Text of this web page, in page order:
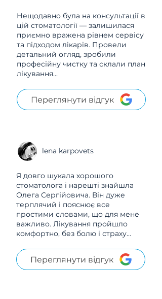
Нещодавно була на консультації в
цій стоматології — залишилася
приємно вражена рівнем сервісу
та підходом лікарів. Провели
детальний огляд, зробили
професійну чистку та склали план
лікування...
Переглянути відгук
lena karpovets
Я довго шукала хорошого
стоматолога і нарешті знайшла
Олега Сергійовича. Він дуже
терплячий і пояснює все
простими словами, що для мене
важливо. Лікування пройшло
комфортно, без болю і страху...
Переглянути відгук